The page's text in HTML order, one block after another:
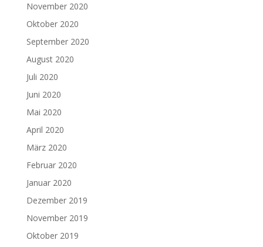
November 2020
Oktober 2020
September 2020
August 2020
Juli 2020
Juni 2020
Mai 2020
April 2020
März 2020
Februar 2020
Januar 2020
Dezember 2019
November 2019
Oktober 2019